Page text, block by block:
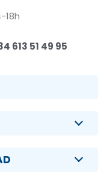
18h
613 51 49 95